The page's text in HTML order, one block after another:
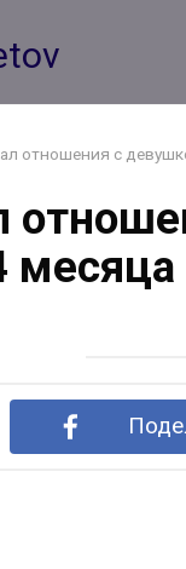
отношения с